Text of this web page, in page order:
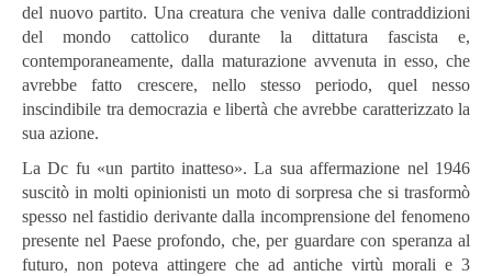
del nuovo partito. Una creatura che veniva dalle contraddizioni
del mondo cattolico durante la dittatura fascista e,
contemporaneamente, dalla maturazione avvenuta in esso, che
avrebbe fatto crescere, nello stesso periodo, quel nesso
inscindibile tra democrazia e libertà che avrebbe caratterizzato la
sua azione.
La Dc fu «un partito inatteso». La sua affermazione nel 1946
suscitò in molti opinionisti un moto di sorpresa che si trasformò
spesso nel fastidio derivante dalla incomprensione del fenomeno
presente nel Paese profondo, che, per guardare con speranza al
futuro, non poteva attingere che ad antiche virtù morali e 3